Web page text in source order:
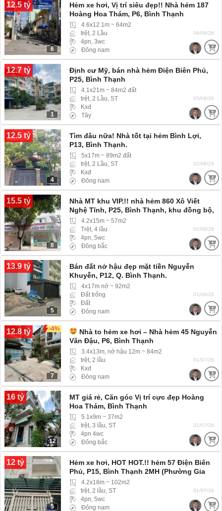
12.5 tỷ
6
Hẻm xe hơi, Vị trí siêu đẹp!! Nhà hẻm 187
Hoàng Hoa Thám, P6, Bình Thạnh
4.6x12.1m ~ 64m2
trệt, 2 Lầu
4pn, 3wc
Đông nam
06/08/26
12.7 tỷ
1
Định cư Mỹ, bán nhà hẻm Điện Biên Phủ,
P25, Bình Thạnh
4.1x21m ~ 84m2 đất
trệt, 2 Lầu, ST
Kxđ
Tây
05/08/26
12.5 tỷ
4
Tìm đâu nữa! Nhà tốt tại hẻm Bình Lợi,
P13, Bình Thạnh.
5x17m ~ 89m2 đất
trệt, 2 Lầu, ST
Kxđ
Đông nam
02/08/26
15.5 tỷ
8
Nhà MT khu VIP.!! nhà hẻm 860 Xô Viết
Nghệ Tĩnh, P25, Bình Thạnh, khu đồng bộ,
dân trí cao
4.2x15m ~ 57m2
Trệt, 4 lầu
4pn, 5wc
Đông bắc
02/08/26
13.9 tỷ
5
Bán đất nở hậu đẹp mặt tiền Nguyễn
Khuyễn, P12, Q. Bình Thạnh.
4x17m nở ~ 92m2
Đất trống
Đất
Đông nam
01/08/26
12.8 tỷ -4%
7
Nhà to hẻm xe hơi – Nhà hẻm 45 Nguyễn
Văn Đậu, P6, Bình Thạnh
3.4x13m, nở hậu 12m ~ 84m2
trệt, 2 lầu
Kxđ
Đông nam
31/07/26
16 tỷ
12
MT giá rẻ, Căn góc Vị trí cực đẹp Hoàng
Hoa Thám, Bình Thạnh
5.1x9m ~ 37m2
trệt, 3 lầu, ST
4pn 4wc
Đông bắc
31/07/26
12 tỷ
5
Hẻm xe hơi, HOT HOT.!! hẻm 57 Điện Biên
Phủ, P15, Bình Thạnh 2MH (Phường Gia
Định) hẻm rộng xe hơi 4 chỗ vào tới nhà
4.2x18m ~ 102m2
trệt, 2 lầu, ST
4pn, 5wc
Đông nam
31/07/26